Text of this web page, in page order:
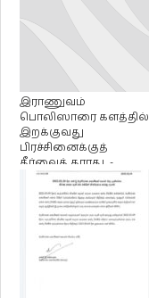
இராணுவம்
பொலிஸாரை களத்தில்
இறக்குவது
பிரச்சினைக்குத்
தீர்வைத் தராது -
நாடாளுமன்றில்
டக்ளஸ் தேவானந்த...